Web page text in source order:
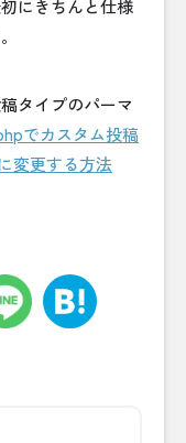
にきちんと仕様
タイプのパーマ
でカスタム投稿
変更する方法